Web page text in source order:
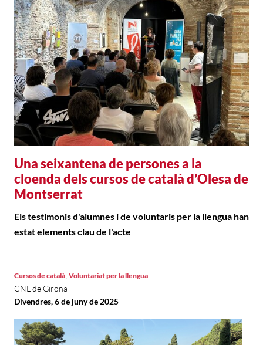
Una seixantena de persones a la
cloenda dels cursos de català d’Olesa de
Montserrat
Els testimonis d'alumnes i de voluntaris per la llengua han
estat elements clau de l'acte
Cursos de català, Voluntariat per la llengua
CNL de Girona
Divendres, 6 de juny de 2025